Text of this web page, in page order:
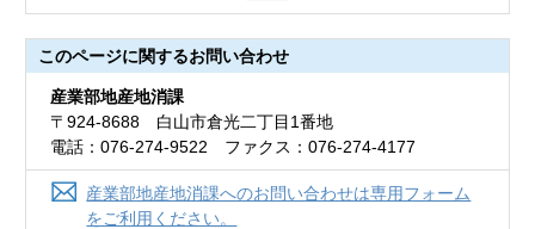
このページに関するお問い合わせ
産業部地産地消課
〒924-8688 白山市倉光二丁目1番地
電話：076-274-9522 ファクス：076-274-4177
産業部地産地消課へのお問い合わせは専用フォーム
をご利用ください。